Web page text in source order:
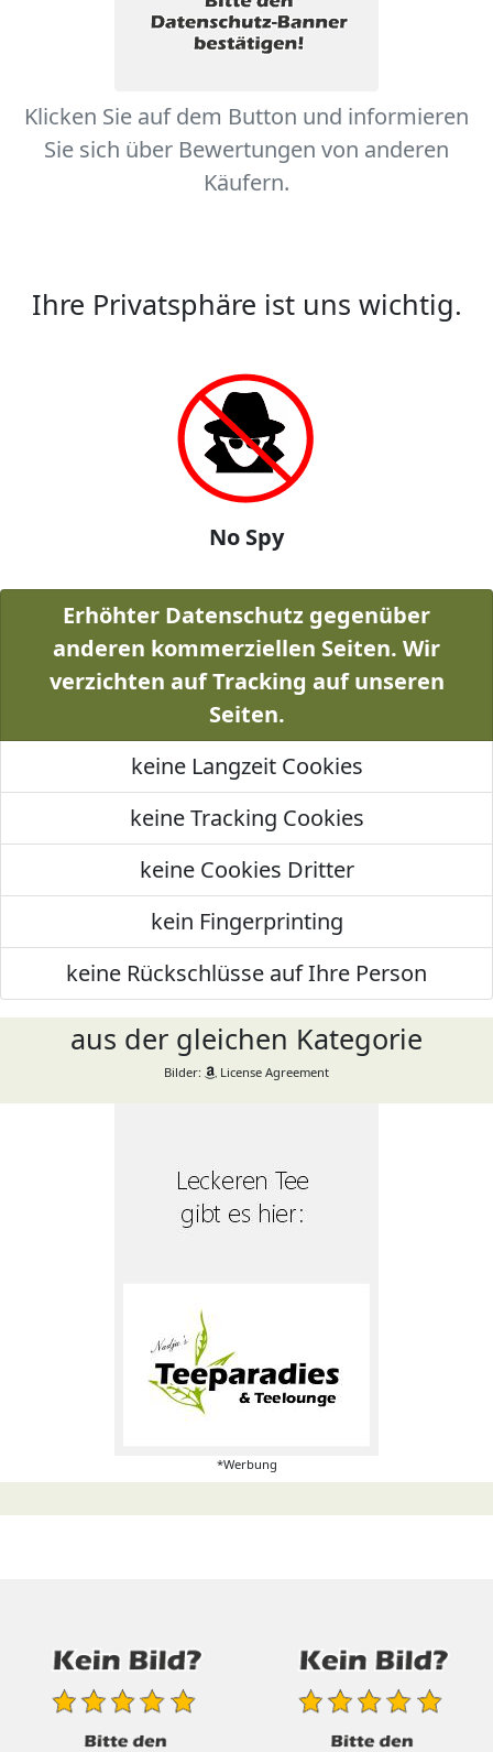
Klicken Sie auf dem Button und informieren
Sie sich über Bewertungen von anderen
Käufern.
Ihre Privatsphäre ist uns wichtig.
No Spy
Erhöhter Datenschutz gegenüber
anderen kommerziellen Seiten. Wir
verzichten auf Tracking auf unseren
Seiten.
keine Langzeit Cookies
keine Tracking Cookies
keine Cookies Dritter
kein Fingerprinting
keine Rückschlüsse auf Ihre Person
aus der gleichen Kategorie
Bilder: License Agreement
*Werbung